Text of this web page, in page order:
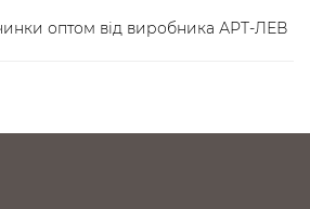
оптом від виробника АРТ-ЛЕВ